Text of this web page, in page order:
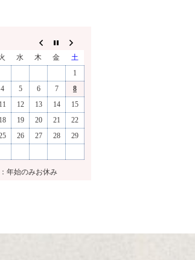
水 木 金
土
1
4 5 6 7
8
11 12 13 14
15
18 19 20 21
22
26 27 28
29
年始のみお休み